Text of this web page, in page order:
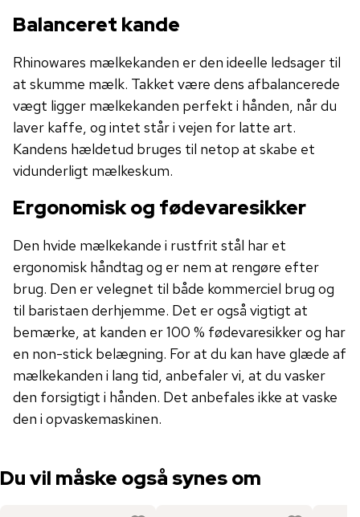
Balanceret kande
Rhinowares mælkekanden er den ideelle ledsager til
at skumme mælk. Takket være dens afbalancerede
vægt ligger mælkekanden perfekt i hånden, når du
laver kaffe, og intet står i vejen for latte art.
Kandens hældetud bruges til netop at skabe et
vidunderligt mælkeskum.
Ergonomisk og fødevaresikker
Den hvide mælkekande i rustfrit stål har et
ergonomisk håndtag og er nem at rengøre efter
brug. Den er velegnet til både kommerciel brug og
til baristaen derhjemme. Det er også vigtigt at
bemærke, at kanden er 100 % fødevaresikker og har
en non-stick belægning. For at du kan have glæde af
mælkekanden i lang tid, anbefaler vi, at du vasker
den forsigtigt i hånden. Det anbefales ikke at vaske
den i opvaskemaskinen.
Du vil måske også synes om